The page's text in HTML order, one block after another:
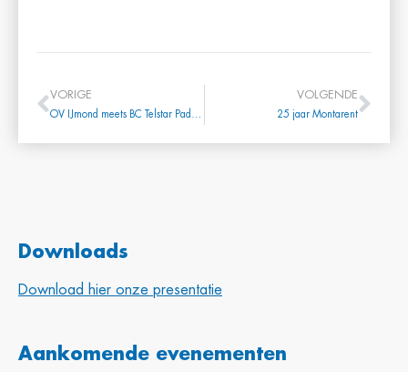
VORIGE VOLGENDE
25 jaar Montarent
Downloads
Download hier onze presentatie
Aankomende evenementen